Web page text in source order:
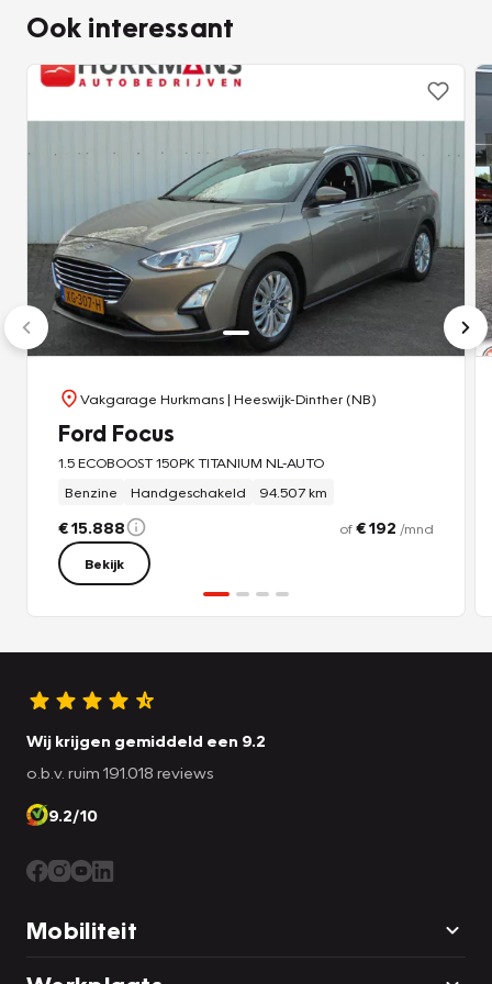
Ook interessant
Vakgarage Hurkmans| Heeswijk-Dinther (NB)
Ford Focus
1.5 ECOBOOST 150PK TITANIUM NL-AUTO
Benzine
Handgeschakeld 94.507 km
€ 15.888 of€ 192 /mnd
Bekijk
Wij krijgen gemiddeld een 9.2
o.b.v. ruim 191.018 reviews
9.2/10
Mobiliteit